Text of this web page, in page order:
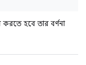
করতে হবে তার বর্ণনা